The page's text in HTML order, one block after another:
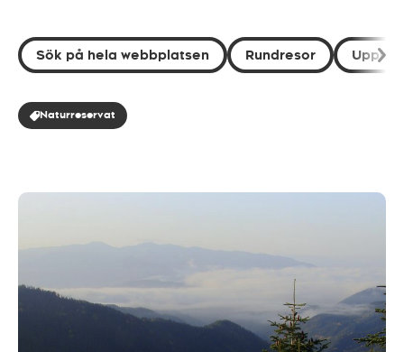
Sök på hela webbplatsen Rundresor
Naturreservat